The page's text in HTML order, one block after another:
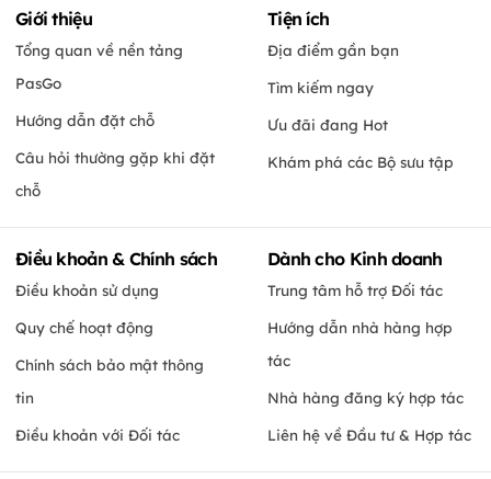
Giới thiệu
Tổng quan về nền tảng
PasGo
Hướng dẫn đặt chỗ
Câu hỏi thường gặp khi đặt
chỗ
Tiện ích
Địa điểm gần bạn
Tìm kiếm ngay
Ưu đãi đang Hot
Khám phá các Bộ sưu tập
Điều khoản & Chính sách
Điều khoản sử dụng
Quy chế hoạt động
Chính sách bảo mật thông
tin
Điều khoản với Đối tác
Dành cho Kinh doanh
Trung tâm hỗ trợ Đối tác
Hướng dẫn nhà hàng hợp
tác
Nhà hàng đăng ký hợp tác
Liên hệ về Đầu tư & Hợp tác